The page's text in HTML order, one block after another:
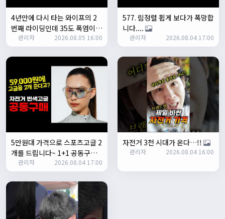
Leepi08:05:10
좌측 로고(메인 대문) 누르면 홈으로 이동할때 왼쪽으로 가서
눌러야 해서 불편하네요. 가운데에 있거나 빈공간을 눌러도
메인으로 이동하게 해주실수 있나요>?
한번 확인해보겠습니다 :)
2/8/2025
명신이10:43:01
너무 추워요
2/10/2025
부두게이 BRBR09:54:20
잔차나라 화이팅!!
관리자10:15:31
감사합니다 파이팅!!!!
2/14/2025
22:03:11
저 첫 로드로 힉스 바버비 살려하는데 괜찮나요?
4년만에 다시 타는 와이프의 2
번째 라이딩인데 35도 폭염이라
고? 과연 30키로를 쫒아올수 있
을까?
N
관리자 2026.08.05 16:00
577. 림정렬 휩게 보다가 폭망합
니다....
관리자 2026.08.04 17:00
5만원대 가격으로 스포츠고글 2
개를 드립니다~ 1+1 공동구매
EOC 스카이시프트 nxt 변색고
글
관리자 2026.08.04 17:00
자전거 3천 시대가 온다…!!
관리자 2026.08.04 16:00